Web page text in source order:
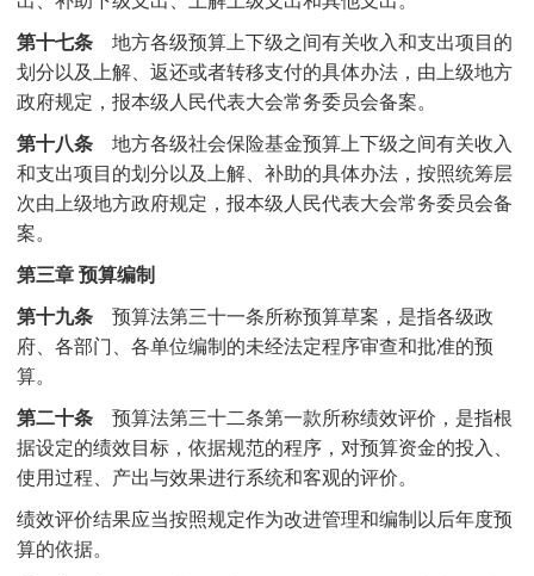
第十七条地方各级预算上下级之间有关收入和支出项目的
划分以及上解、返还或者转移支付的具体办法，由上级地方
政府规定，报本级人民代表大会常务委员会备案。
第十八条地方各级社会保险基金预算上下级之间有关收入
和支出项目的划分以及上解、补助的具体办法，按照统筹层
次由上级地方政府规定，报本级人民代表大会常务委员会备
案。
第三章 预算编制
第十九条预算法第三十一条所称预算草案，是指各级政
府、各部门、各单位编制的未经法定程序审查和批准的预
算。
第二十条预算法第三十二条第一款所称绩效评价，是指根
据设定的绩效目标，依据规范的程序，对预算资金的投入、
使用过程、产出与效果进行系统和客观的评价。
绩效评价结果应当按照规定作为改进管理和编制以后年度预
算的依据。